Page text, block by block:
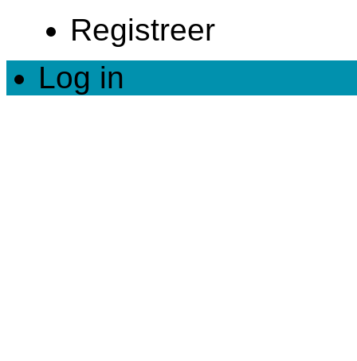
Registreer
Log in